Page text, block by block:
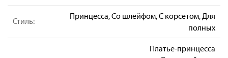
Стиль:
Принцесса, Со шлейфом, С корсетом, Для
полных
Платье-принцесса